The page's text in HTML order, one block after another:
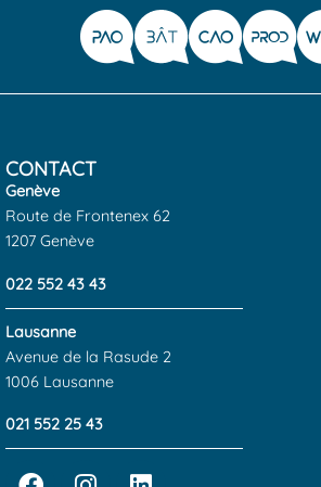
CONTACT
Genève
Route de Frontenex 62
1207 Genève
022 552 43 43
Lausanne
Avenue de la Rasude 2
1006 Lausanne
021 552 25 43